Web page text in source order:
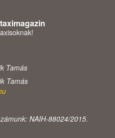
Tamás
Tamás
NAIH-88024/2015.